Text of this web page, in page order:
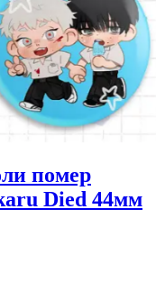
помер
Died 44мм